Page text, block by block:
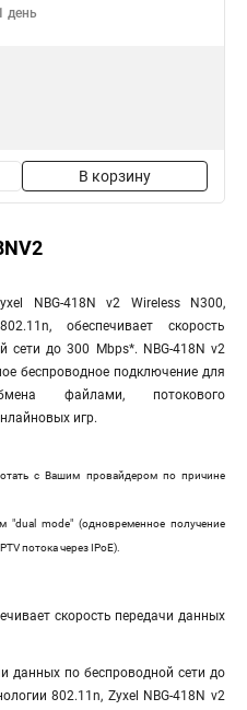
день
В корзину
NBG-418N v2 Wireless N300,
обеспечивает скорость
сети до 300 Mbps*. NBG-418N v2
беспроводное подключение для
файлами, потокового
игр.
с Вашим провайдером по причине
mode" (одновременное получение
потока через IPoE).
скорость передачи данных
данных по беспроводной сети до
802.11n, Zyxel NBG-418N v2